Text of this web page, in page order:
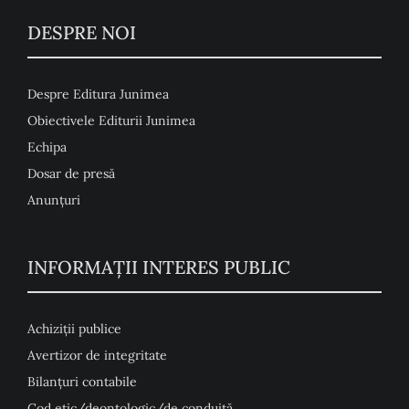
DESPRE NOI
Despre Editura Junimea
Obiectivele Editurii Junimea
Echipa
Dosar de presă
Anunţuri
INFORMAȚII INTERES PUBLIC
Achiziții publice
Avertizor de integritate
Bilanțuri contabile